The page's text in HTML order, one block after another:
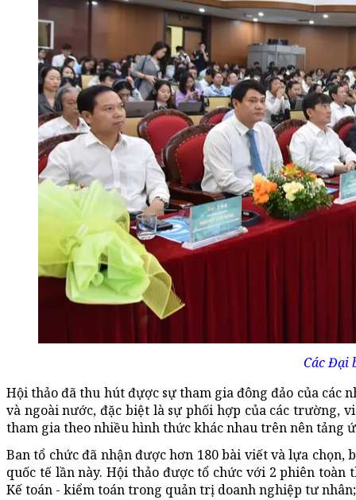
Các Đại
Hội thảo đã thu hút đựợc sự tham gia đông đảo của các
và ngoài nước, đặc biệt là sự phối hợp của các trường,
tham gia theo nhiều hình thức khác nhau trên nên tảng
Ban tổ chức đã nhận được hơn 180 bài viết và lựa
quốc tế lần này. Hội thảo được tổ chức với 2 phiên
Kế toán - kiểm toán trong quản trị doanh nghiệp tư